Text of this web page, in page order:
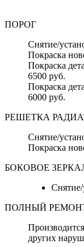
ПОРОГ
Снятие/
Покраска
Покраска
6500 руб.
Покраска
6000 руб.
РЕШЕТКА
Снятие/
Покраска
БОКОВОЕ
Снятие/
ПОЛНЫЙ
других